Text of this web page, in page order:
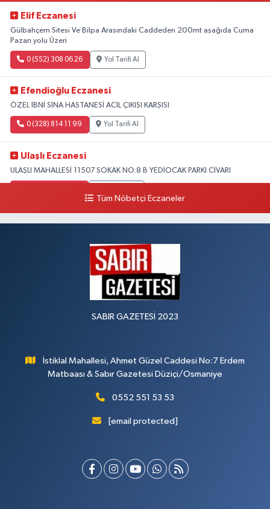
Elif Eczanesi
Gülbahçem Sitesi Ve Bilpa Arasındaki Caddeden 200mt aşağıda Cuma
Pazarı yolu Üzeri
0 (552) 308 06 26 Yol Tarifi Al
Efendioğlu Eczanesi
ÖZEL İBNİ SİNA HASTANESİ ACİL ÇIKIŞI KARŞISI
0 (328) 814 11 99 Yol Tarifi Al
Ulaşlı Eczanesi
ULAŞLI MAHALLESİ 11507 SOKAK NO:8 B YEDİOCAK PARKI CİVARI
Tüm Nöbetçi Eczaneler
SABIR GAZETESİ 2023
İstiklal Mahallesi, Ahmet Güzel Caddesi No:7 Erdem
Matbaası & Sabır Gazetesi Düziçi/Osmaniye
0552 551 53 53
[email protected]